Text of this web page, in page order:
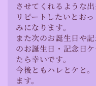
させてくれるような出
リピートしたいとお
みになります。
また次のお誕生日や
のお誕生日・記念日
たら幸いです。
今後ともハレとケと
ます。